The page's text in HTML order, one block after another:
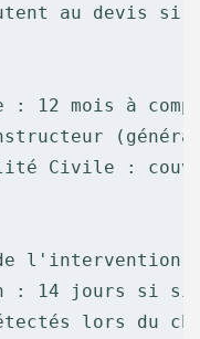
au devis si
: 12 mois à
Civile :
l'intervention
: 14 jours si
lors du